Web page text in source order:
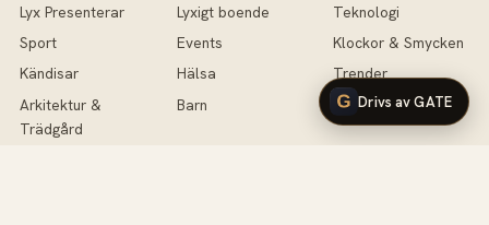
Lyx Presenterar
Lyxigt boende
Teknologi
Sport
Events
Klockor & Smycken
Kändisar
Hälsa
Trender
Arkitektur &
Trädgård
Barn Antikviteter
Drivs av GATE